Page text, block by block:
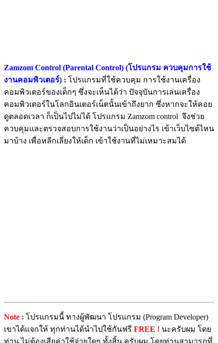
Zamzom Control (Parental Control) (โปรแกรม ควบคุมการใช้
งานคอมพิวเตอร์) : โปรแกรมที่ใช้ควบคุม การใช้งานเครื่อง
คอมพิวเตอร์ของเด็กๆ ซึ่งจะเห็นได้ว่า ปัจจุบันการเล่นเครื่อง
คอมพิวเตอร์ในโลกอินเตอร์เน็ตนั้นเข้าถึงยาก ซึ่งหากจะให้คอย
ดูตลอดเวลา ก็เป็นไปไม่ได้ โปรแกรม Zamzom control จึงช่วย
ควบคุมและตรวจสอบการใช้งานว่าเป็นอย่างไร เข้าเว็บไซต์ไหน
มาบ้าง เพื่อหลีกเลี่ยงให้เด็ก เข้าใช้งานที่ไม่เหมาะสมได้
Note : โปรแกรมนี้ ทางผู้พัฒนา โปรแกรม (Program Developer)
เขาได้แจกให้ ทุกท่านได้นำไปใช้กันฟรี FREE ! นะครับผม โดย